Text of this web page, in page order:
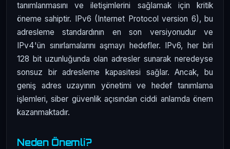
tanımlanmasını ve iletişimlerini sağlamak için kritik
öneme sahiptir. IPv6 (Internet Protocol version 6), bu
adresleme standardının en son versiyonudur ve
IPv4'ün sınırlamalarını aşmayı hedefler. IPv6, her biri
128 bit uzunluğunda olan adresler sunarak neredeyse
sonsuz bir adresleme kapasitesi sağlar. Ancak, bu
geniş adres uzayının yönetimi ve hedef tanımlama
işlemleri, siber güvenlik açısından ciddi anlamda önem
kazanmaktadır.
Neden Önemli?